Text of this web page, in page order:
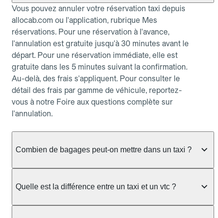
Vous pouvez annuler votre réservation taxi depuis
allocab.com ou l'application, rubrique Mes
réservations. Pour une réservation à l'avance,
l'annulation est gratuite jusqu'à 30 minutes avant le
départ. Pour une réservation immédiate, elle est
gratuite dans les 5 minutes suivant la confirmation.
Au-delà, des frais s'appliquent. Pour consulter le
détail des frais par gamme de véhicule, reportez-
vous à notre Foire aux questions complète sur
l'annulation.
Combien de bagages peut-on mettre dans un taxi ?
taxi berline accueille en général jusqu'à 3 bagages
ou nombreux, précisez-le dans le champ "Message
Quelle est la différence entre un taxi et un vtc ?